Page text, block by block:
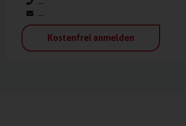
...
Kostenfrei anmelden